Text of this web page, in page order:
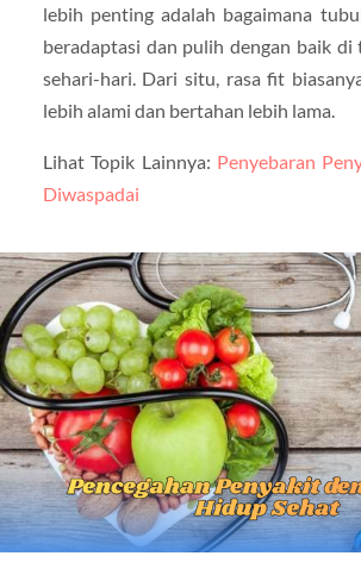
lebih penting adalah bagaimana
beradaptasi dan pulih dengan baik di
sehari-hari. Dari situ, rasa fit
lebih alami dan bertahan lebih lama.
Lihat Topik Lainnya: Penyebaran
Diwaspadai